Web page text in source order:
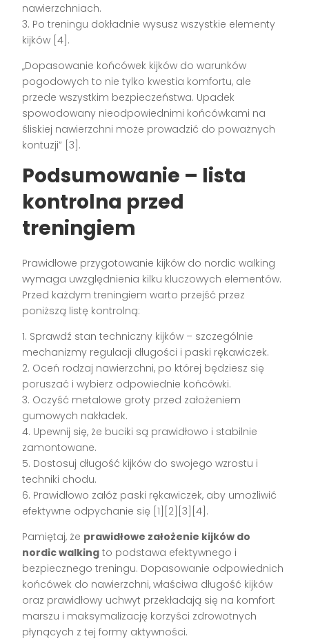
nawierzchniach.
3. Po treningu dokładnie wysusz wszystkie elementy
kijków [4].
„Dopasowanie końcówek kijków do warunków
pogodowych to nie tylko kwestia komfortu, ale
przede wszystkim bezpieczeństwa. Upadek
spowodowany nieodpowiednimi końcówkami na
śliskiej nawierzchni może prowadzić do poważnych
kontuzji” [3].
Podsumowanie – lista
kontrolna przed
treningiem
Prawidłowe przygotowanie kijków do nordic walking
wymaga uwzględnienia kilku kluczowych elementów.
Przed każdym treningiem warto przejść przez
poniższą listę kontrolną:
1. Sprawdź stan techniczny kijków – szczególnie
mechanizmy regulacji długości i paski rękawiczek.
2. Oceń rodzaj nawierzchni, po której będziesz się
poruszać i wybierz odpowiednie końcówki.
3. Oczyść metalowe groty przed założeniem
gumowych nakładek.
4. Upewnij się, że buciki są prawidłowo i stabilnie
zamontowane.
5. Dostosuj długość kijków do swojego wzrostu i
techniki chodu.
6. Prawidłowo załóż paski rękawiczek, aby umożliwić
efektywne odpychanie się [1][2][3][4].
Pamiętaj, że prawidłowe założenie kijków do
nordic walking to podstawa efektywnego i
bezpiecznego treningu. Dopasowanie odpowiednich
końcówek do nawierzchni, właściwa długość kijków
oraz prawidłowy uchwyt przekładają się na komfort
marszu i maksymalizację korzyści zdrowotnych
płynących z tej formy aktywności.